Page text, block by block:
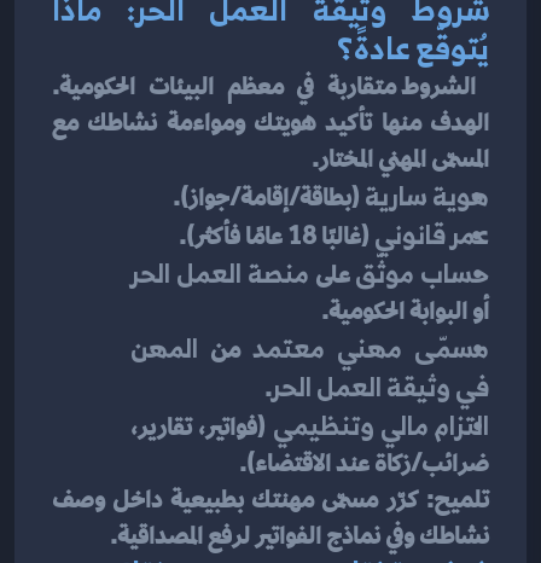
يُتوقّع عادةً؟
المسمّى المهني المختار.
هوية سارية (بطاقة/إقامة/جواز).
عمر قانوني (غالبًا 18 عامًا فأكثر).
حساب موثّق على منصة العمل الحر
أو البوابة الحكومية.
مسمّى مهني معتمد من
في وثيقة العمل الحر.
التزام مالي وتنظيمي
ضرائب/زكاة عند الاقتضاء).
نشاطك وفي نماذج الفواتير لرفع المصداقية.